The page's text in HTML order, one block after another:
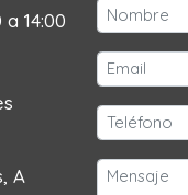
a 14:00
A